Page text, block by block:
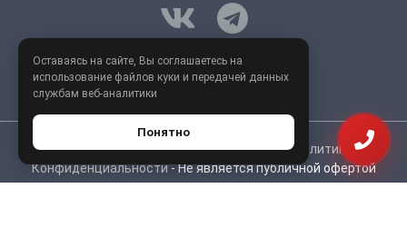
+7 (910) 945-02-22
info@новыйдомтула.рф
Copyright © 2004-2026АН Новый Дом| Политика
Конфиденциальности- Не является публичной офертой
Оставаясь на сайте, Вы соглашаетесь на
использование файлов куки и передачей данных
службам веб-аналитики
Понятно